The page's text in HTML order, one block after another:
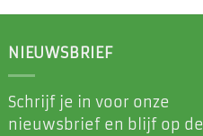
NIEUWSBRIEF
Schrijf je in voor onze
nieuwsbrief en blijf op de